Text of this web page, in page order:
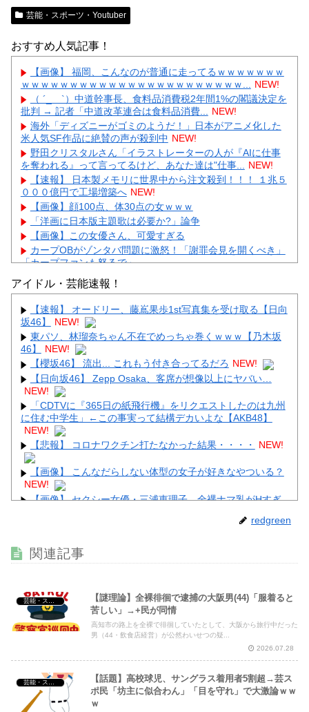
芸能・スポーツ・Youtuber
おすすめ人気記事！
【画像】 福岡、こんなのが普通に走ってるｗｗｗｗｗｗｗ
ｗｗｗｗｗｗｗｗｗｗｗｗｗｗｗｗｗｗｗｗｗｗｗ...
NEW!
（ ´_ゝ`）中道幹事長、食料品消費税2年間1%の閣議決定を
批判 → 記者「中道改革連合は食料品消費...
NEW!
海外「ディズニーがゴミのようだ！」日本がアニメ化した
米人気SF作品に絶賛の声が殺到中 NEW!
野田クリスタルさん「イラストレーターの人が『AIに仕事
を奪われる』って言ってるけど、あなた達は"仕事...
NEW!
【速報】 日本製メモリに世界中から注文殺到！！！ １兆５
０００億円で工場増築へ NEW!
【画像】顔100点、体30点の女ｗｗｗ
「洋画に日本版主題歌は必要か?」論争
【画像】この女優さん、可愛すぎる
カープOBがゾンタバ問題に激怒！「謝罪会見を開くべき」
「カープファンも怒るで」
【画像】顔100点、体30点の女ｗｗｗ
Powered by livedoor 相互RSS
アイドル・芸能速報！
【速報】 オードリー、藤嶌果歩1st写真集を受け取る【日向
坂46】
NEW!
東パソ、林瑠奈ちゃん不在でめっちゃ巻くｗｗｗ【乃木坂
46】
NEW!
【櫻坂46】 流出... これもう付き合ってるだろ NEW!
【日向坂46】 Zepp Osaka、客席が想像以上にヤバい…
NEW!
「CDTVに『365日の紙飛行機』をリクエストしたのは九州
に住む中学生」←この事実って結構デカいよな【AKB48】
NEW!
【悲報】 コロナワクチン打たなかった結果・・・・
NEW!
【画像】 こんなだらしない体型の女子が好きなやついる？
NEW!
【画像】 セクシー女優・三浦恵理子、全裸ナマ乳がHすぎ
【最新画像】 元バレー代表・狩野舞子(38)の現在がいくら
【画像】 会社の女がお○ぱい強調しすぎなんだけどｗｗｗ
NEW!
Powered by livedoor 相互RSS
redgreen
関連記事
【謎理論】全裸徘徊で逮捕の大阪男(44)「服着ると
苦しい」→+民が同情
高知市の路上を全裸で徘徊していたとして、大阪から旅行中だった
男（44・飲食店経営）が公然わいせつの疑...
2026.07.28
【話題】高校球児、サングラス着用者5割超→芸ス
ポ民「坊主に似合わん」「目を守れ」で大激論ｗｗ
ｗ